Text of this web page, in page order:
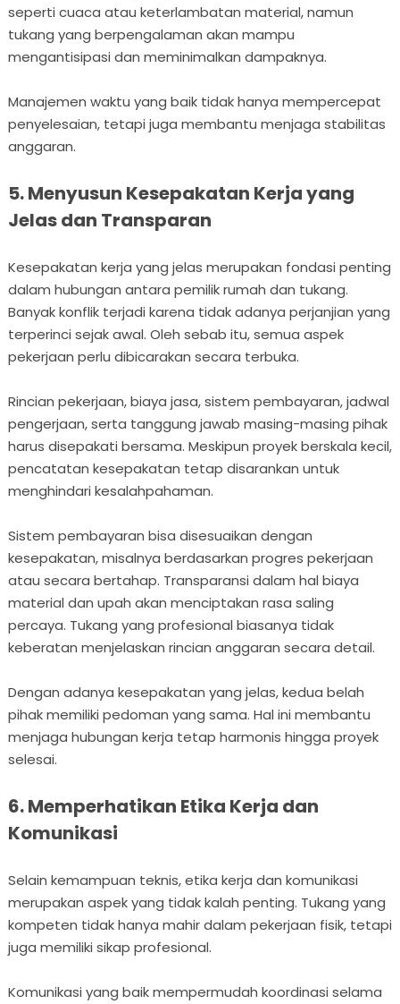
seperti cuaca atau keterlambatan material, namun
tukang yang berpengalaman akan mampu
mengantisipasi dan meminimalkan dampaknya.
Manajemen waktu yang baik tidak hanya mempercepat
penyelesaian, tetapi juga membantu menjaga stabilitas
anggaran.
5. Menyusun Kesepakatan Kerja yang
Jelas dan Transparan
Kesepakatan kerja yang jelas merupakan fondasi penting
dalam hubungan antara pemilik rumah dan tukang.
Banyak konflik terjadi karena tidak adanya perjanjian yang
terperinci sejak awal. Oleh sebab itu, semua aspek
pekerjaan perlu dibicarakan secara terbuka.
Rincian pekerjaan, biaya jasa, sistem pembayaran, jadwal
pengerjaan, serta tanggung jawab masing-masing pihak
harus disepakati bersama. Meskipun proyek berskala kecil,
pencatatan kesepakatan tetap disarankan untuk
menghindari kesalahpahaman.
Sistem pembayaran bisa disesuaikan dengan
kesepakatan, misalnya berdasarkan progres pekerjaan
atau secara bertahap. Transparansi dalam hal biaya
material dan upah akan menciptakan rasa saling
percaya. Tukang yang profesional biasanya tidak
keberatan menjelaskan rincian anggaran secara detail.
Dengan adanya kesepakatan yang jelas, kedua belah
pihak memiliki pedoman yang sama. Hal ini membantu
menjaga hubungan kerja tetap harmonis hingga proyek
selesai.
6. Memperhatikan Etika Kerja dan
Komunikasi
Selain kemampuan teknis, etika kerja dan komunikasi
merupakan aspek yang tidak kalah penting. Tukang yang
kompeten tidak hanya mahir dalam pekerjaan fisik, tetapi
juga memiliki sikap profesional.
Komunikasi yang baik mempermudah koordinasi selama